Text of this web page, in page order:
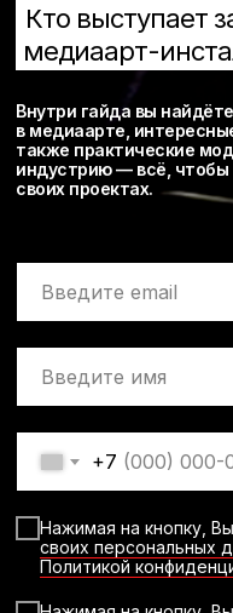
медиаарт-
Кто выступает
Внутри гайда вы
в медиаарте,
также практические
индустрию — всё, чтобы
своих проектах.
+7
Нажимая на кнопку,
своих персональных
Политикой